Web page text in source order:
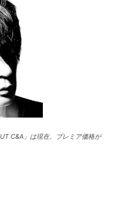
C&A」は現在、プレミア価格が